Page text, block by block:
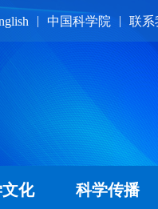
| 中国科学院 | 联系
化 科学传播